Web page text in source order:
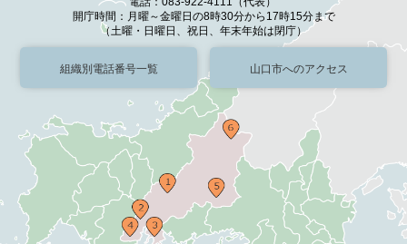
開庁時間：月曜～金曜日の8時30分から17時15分まで
（土曜・日曜日、祝日、年末年始は閉庁）
組織別電話番号一覧 山口市へのアクセス